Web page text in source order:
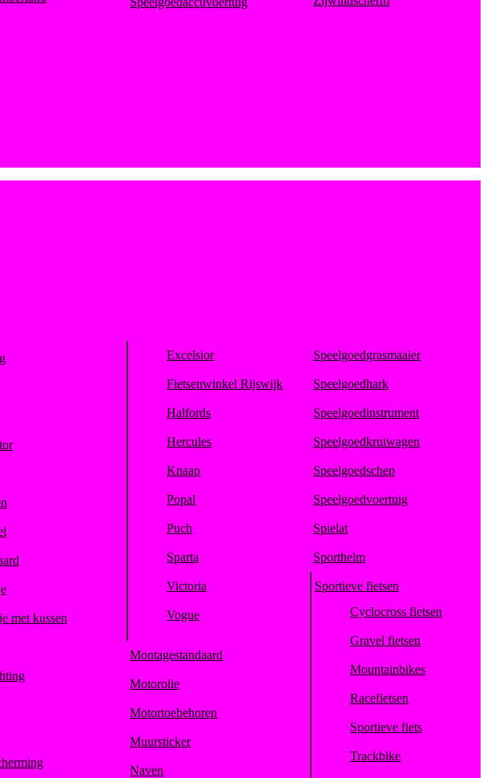
met kussen
Excelsior
Fietsenwinkel Rijswijk
Halfords
Hercules
Knaap
Popal
Puch
Sparta
Victoria
Vogue
Montagestandaard
Motorolie
Motortoebehoren
Muursticker
Naven
Speelgoedgrasmaaier
Speelgoedhark
Speelgoedinstrument
Speelgoedkruiwagen
Speelgoedschep
Speelgoedvoertuig
Spielat
Sporthelm
Sportieve fietsen
Cyclocross fietsen
Gravel fietsen
Mountainbikes
Racefietsen
Sportieve fiets
Trackbike